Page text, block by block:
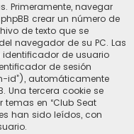
Primeramente, navegar
crear un número de
de texto que se
navegador de su PC. Las
identificador de usuario
de sesión
id”), automáticamente
Una tercera cookie se
en “Club Seat
han sido leídos, con